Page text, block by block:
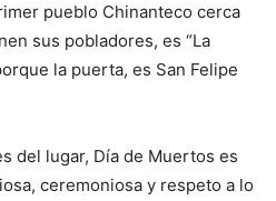
pueblo Chinanteco cerca
sus pobladores, es “La
la puerta, es San Felipe
del lugar, Día de Muertos es
ceremoniosa y respeto a lo